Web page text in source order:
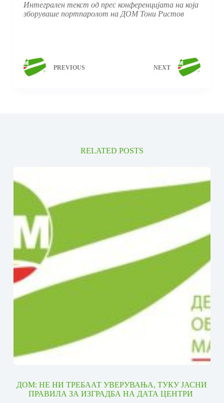
Интегрален текст од прес конференцијата на која
зборуваше портпаролот на ДОМ Тони Ристов
PREVIOUS NEXT
RELATED POSTS
ДОМ: НЕ НИ ТРЕБААТ УВЕРУВАЊА, ТУКУ ЈАСНИ
ПРАВИЛА ЗА ИЗГРАДБА НА ДАТА ЦЕНТРИ